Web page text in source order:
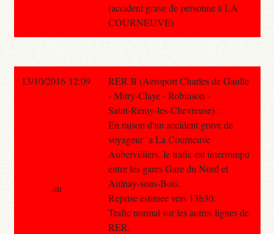
(accident grave de personne à LA
COURNEUVE)
13/10/2016 12:09
RER B (Aeroport Charles de Gaulle
- Mitry-Claye - Robinson -
Saint-Remy-les-Chevreuse) :
En raison d'un accident grave de
voyageur `a La Courneuve
Aubervilliers, le trafic est interrompu
entre les gares Gare du Nord et
Aulnay-sous-Bois.
Reprise estimee vers 13h30.
Trafic normal sur les autres lignes de
RER.
au